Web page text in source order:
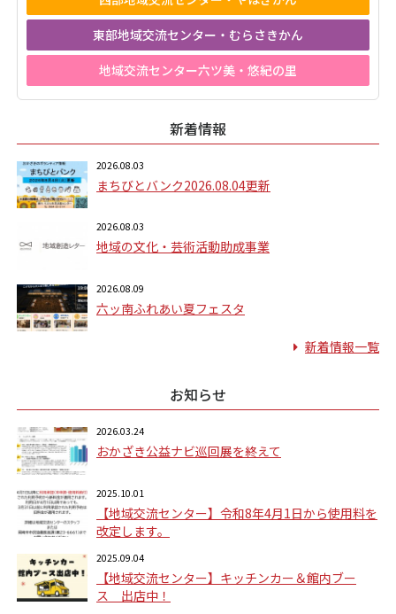
東部地域交流センター・むらさきかん
地域交流センター六ツ美・悠紀の里
新着情報
2026.08.03
まちびとバンク2026.08.04更新
2026.08.03
地域の文化・芸術活動助成事業
2026.08.09
六ッ南ふれあい夏フェスタ
新着情報一覧
お知らせ
2026.03.24
おかざき公益ナビ巡回展を終えて
2025.10.01
【地域交流センター】令和8年4月1日から使用料を
改定します。
2025.09.04
【地域交流センター】キッチンカー＆館内ブー
ス 出店中！